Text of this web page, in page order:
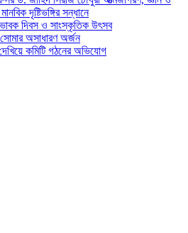
দৃষ্টিভঙ্গির সন্ধানে
দিবস ও সাংস্কৃতিক উৎসব
সোমার অসাধারণ অর্জন
কমিটি গঠনের অভিযোগ